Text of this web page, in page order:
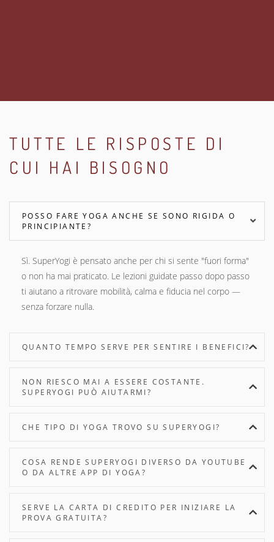
TUTTE LE RISPOSTE DI
CUI HAI BISOGNO
POSSO FARE YOGA ANCHE SE SONO RIGIDA O
PRINCIPIANTE?
Sì. SuperYogi è pensato anche per chi si sente "fuori forma"
o non ha mai praticato. Le lezioni guidate passo dopo passo
ti aiutano a ritrovare mobilità, calma e fiducia nel corpo —
senza forzare nulla.
QUANTO TEMPO SERVE PER SENTIRE I BENEFICI?
NON RIESCO MAI A ESSERE COSTANTE.
SUPERYOGI PUÒ AIUTARMI?
CHE TIPO DI YOGA TROVO SU SUPERYOGI?
COSA RENDE SUPERYOGI DIVERSO DA YOUTUBE
O DA ALTRE APP DI YOGA?
SERVE LA CARTA DI CREDITO PER INIZIARE LA
PROVA GRATUITA?